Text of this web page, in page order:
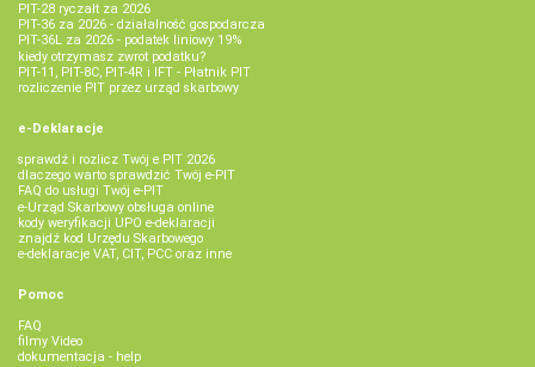
PIT-28 ryczałt za 2026
PIT-36 za 2026 - działalność gospodarcza
PIT-36L za 2026 - podatek liniowy 19%
kiedy otrzymasz zwrot podatku?
PIT-11, PIT-8C, PIT-4R i IFT - Płatnik PIT
rozliczenie PIT przez urząd skarbowy
e-Deklaracje
sprawdź i rozlicz Twój e PIT 2026
dlaczego warto sprawdzić Twój e-PIT
FAQ do usługi Twój e-PIT
e-Urząd Skarbowy obsługa online
kody weryfikacji UPO e-deklaracji
znajdź kod Urzędu Skarbowego
e-deklaracje VAT, CIT, PCC oraz inne
Pomoc
FAQ
filmy Video
dokumentacja - help